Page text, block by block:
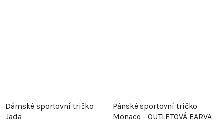
Dámské sportovní tričko
Jada
Pánské sportovní tričko
Monaco - OUTLETOVÁ BARVA